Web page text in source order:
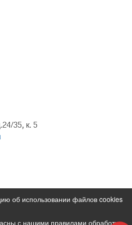
35, к. 5
об использовании файлов cookies
с нашими правилами обработки